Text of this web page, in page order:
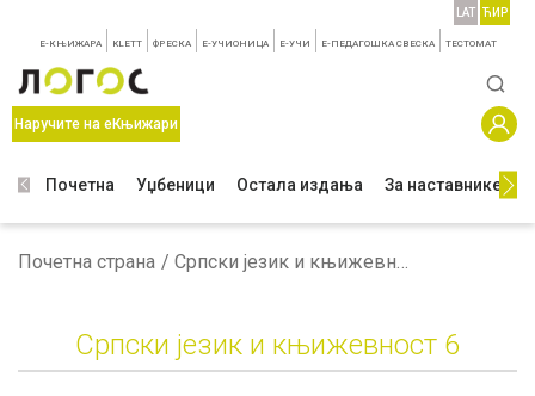
E-КЊИЖАРА KLETT ФРЕСКА E-УЧИОНИЦА E-УЧИ Е-ПЕДАГОШКА СВЕСКА TЕСТОМАТ
LAT ЋИР
Наручите на еКњижари
Почетна Уџбеници Остала издања За наставнике
Почетна страна Српски језик и књижевност 6
Српски језик и књижевност 6